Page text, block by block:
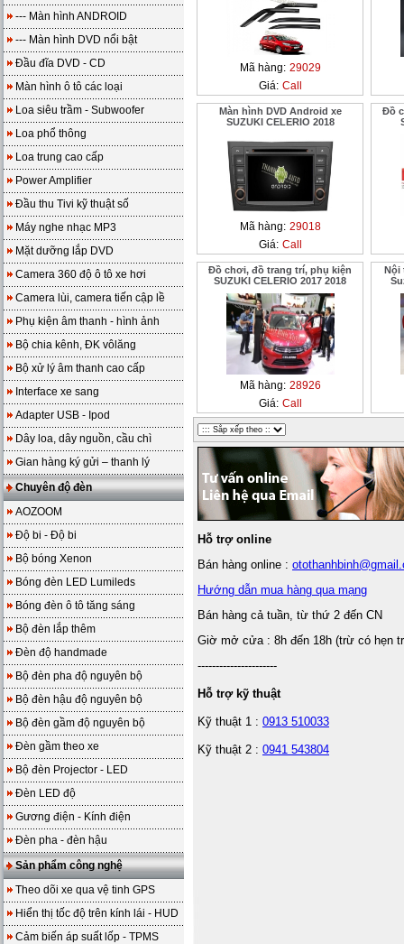
--- Màn hình ANDROID
--- Màn hình DVD nổi bật
Đầu đĩa DVD - CD
Màn hình ô tô các loại
Loa siêu trầm - Subwoofer
Loa phổ thông
Loa trung cao cấp
Power Amplifier
Đầu thu Tivi kỹ thuật số
Máy nghe nhạc MP3
Mặt dưỡng lắp DVD
Camera 360 độ ô tô xe hơi
Camera lùi, camera tiến cập lề
Phụ kiện âm thanh - hình ảnh
Bộ chia kênh, ĐK vôlăng
Bộ xử lý âm thanh cao cấp
Interface xe sang
Adapter USB - Ipod
Dây loa, dây nguồn, cầu chì
Gian hàng ký gửi – thanh lý
Chuyên độ đèn
AOZOOM
Độ bi - Độ bi
Bộ bóng Xenon
Bóng đèn LED Lumileds
Bóng đèn ô tô tăng sáng
Bộ đèn lắp thêm
Đèn độ handmade
Bộ đèn pha độ nguyên bộ
Bộ đèn hậu độ nguyên bộ
Bộ đèn gầm độ nguyên bộ
Đèn gầm theo xe
Bộ đèn Projector - LED
Đèn LED độ
Gương điện - Kính điện
Đèn pha - đèn hậu
Sản phẩm công nghệ
Theo dõi xe qua vệ tinh GPS
Hiển thị tốc độ trên kính lái - HUD
Cảm biến áp suất lốp - TPMS
Mã hàng: 29029
Giá: Call
Màn hình DVD Android xe
SUZUKI CELERIO 2018
Mã hàng: 29018
Giá: Call
Đồ
Đồ chơi, đồ trang trí, phụ kiện
SUZUKI CELERIO 2017 2018
Mã hàng: 28926
Giá: Call
Nội
Hỗ trợ online
Bán hàng online :
Hướng dẫn mua hàng qua mạng
Bán hàng cả tuần, từ thứ 2 đến CN
Giờ mở cửa : 8h đến 18h (trừ có hẹn
----------------------
Hỗ trợ kỹ thuật
Kỹ thuật 1 : 0913 510033
Kỹ thuật 2 : 0941 543804